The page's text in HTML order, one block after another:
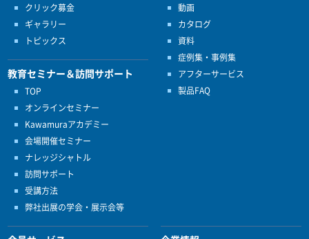
クリック募金
ギャラリー
トピックス
教育セミナー＆訪問サポート
TOP
オンラインセミナー
Kawamuraアカデミー
会場開催セミナー
ナレッジシャトル
訪問サポート
受講方法
弊社出展の学会・展示会等
動画
カタログ
資料
症例集・事例集
アフターサービス
製品FAQ